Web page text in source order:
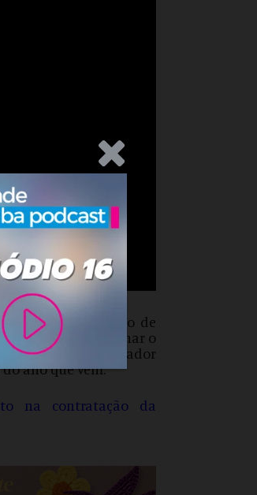
votação na sessão de
reencaminhar o
O vereador
ano que vem.
na contratação da